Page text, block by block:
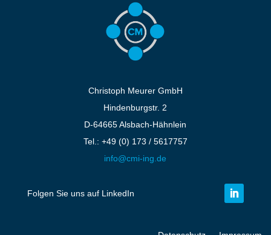
14.04.2025|
Zukunft gestalten auf den Fiberdays 2025 –
Christoph Meurer GmbH war dabei Die
einmal der Treffpunkt für alle, die am Ausbau
und an der Weiterentwicklung digitaler
Infrastrukturen arbeiten – und wir, die Christoph
Christoph Meurer GmbH
Hindenburgstr. 2
D-64665 Alsbach-Hähnlein
Tel.: +49 (0) 173 / 5617757
info@cmi-ing.de
Folgen Sie uns auf LinkedIn